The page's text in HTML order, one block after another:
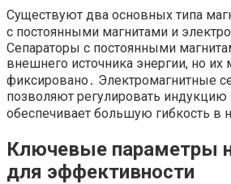
Существуют два основных типа
с постоянными магнитами и
Сепараторы с постоянными
внешнего источника энергии, но их
фиксировано․ Электромагнитные
позволяют регулировать индукцию
обеспечивает большую гибкость в
Ключевые параметры
для эффективности